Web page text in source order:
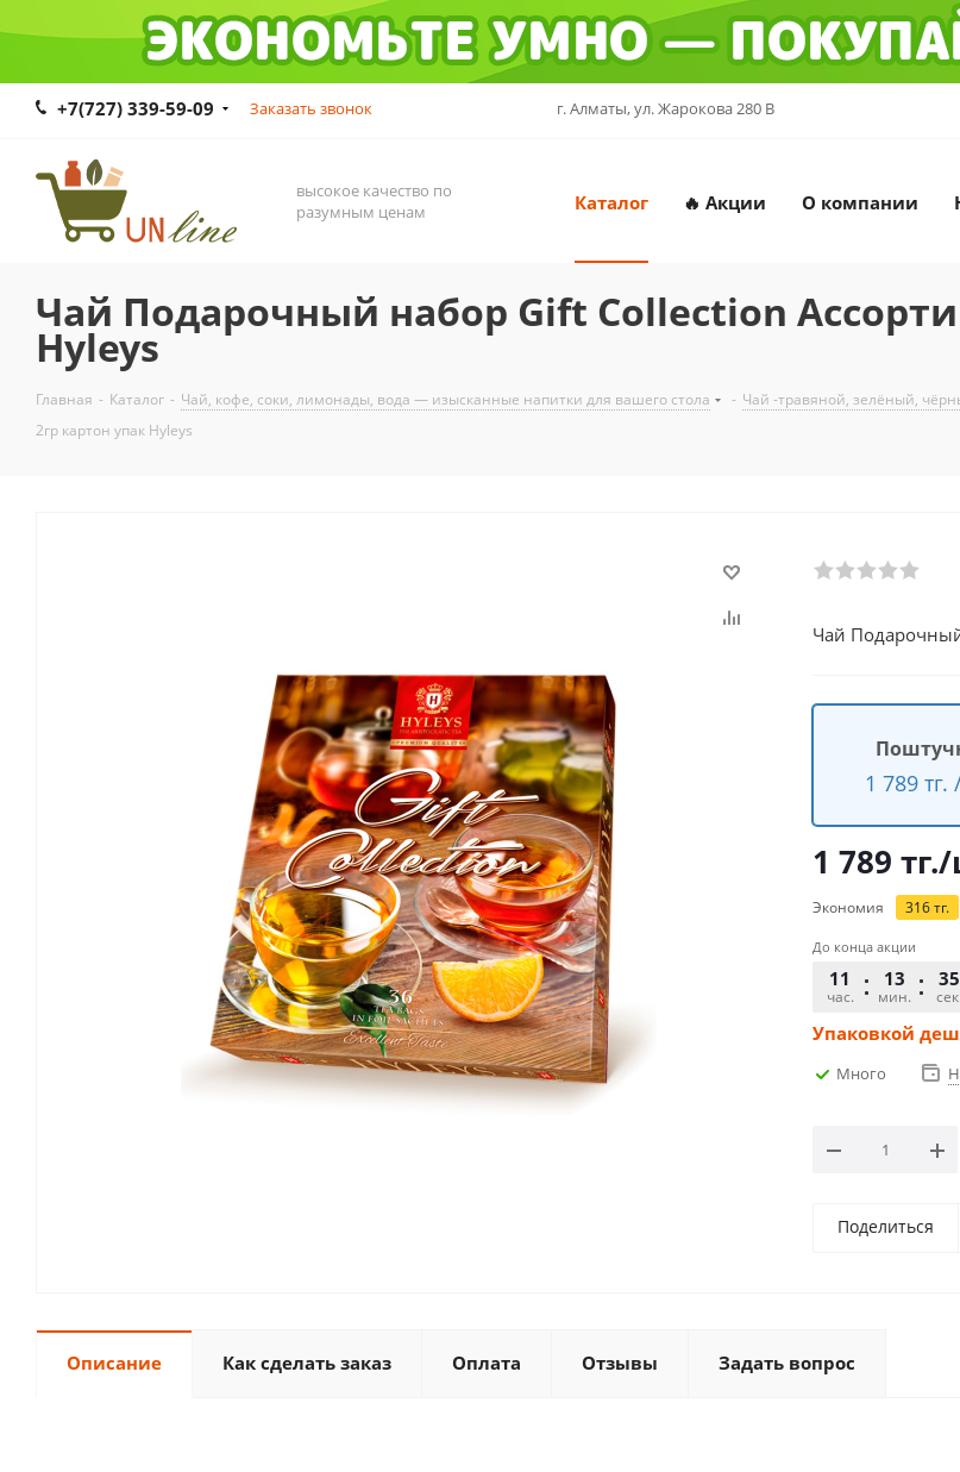
+7(727) 339-59-09 Заказать звонок г. Алматы, ул. Жарокова 280 В
высокое качество по
разумным ценам
Каталог 🔥 Акции О компании
Чай Подарочный набор Gift Collection Ассорти
Hyleys
Главная - Каталог - Чай, кофе, соки, лимонады, вода — изысканные напитки для вашего стола - Чай -травяной, зелёный,
2гр картон упак Hyleys
Чай
1 789
1 789 тг./
Экономия 316тг.
До конца акции
11
час.
13
мин.
35
сек.
Упаковкой
Много
Поделиться
Описание Как сделать заказ Оплата Отзывы Задать вопрос